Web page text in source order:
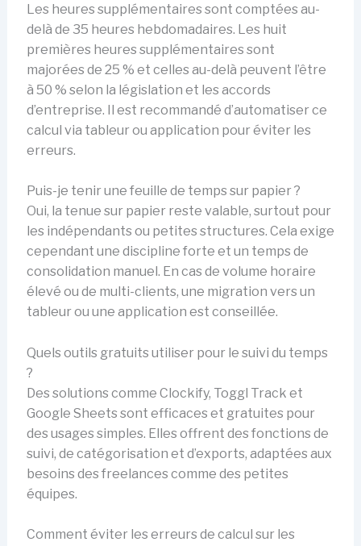
Les heures supplémentaires sont comptées au-
delà de 35 heures hebdomadaires. Les huit
premières heures supplémentaires sont
majorées de 25 % et celles au-delà peuvent l’être
à 50 % selon la législation et les accords
d’entreprise. Il est recommandé d’automatiser ce
calcul via tableur ou application pour éviter les
erreurs.
Puis-je tenir une feuille de temps sur papier ?
Oui, la tenue sur papier reste valable, surtout pour
les indépendants ou petites structures. Cela exige
cependant une discipline forte et un temps de
consolidation manuel. En cas de volume horaire
élevé ou de multi-clients, une migration vers un
tableur ou une application est conseillée.
Quels outils gratuits utiliser pour le suivi du temps
?
Des solutions comme Clockify, Toggl Track et
Google Sheets sont efficaces et gratuites pour
des usages simples. Elles offrent des fonctions de
suivi, de catégorisation et d’exports, adaptées aux
besoins des freelances comme des petites
équipes.
Comment éviter les erreurs de calcul sur les